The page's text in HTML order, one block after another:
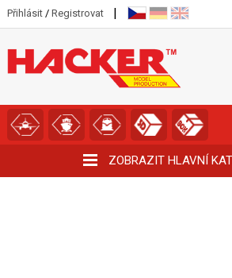
Přihlásit / Registrovat |
ZOBRAZIT HLAVNÍ